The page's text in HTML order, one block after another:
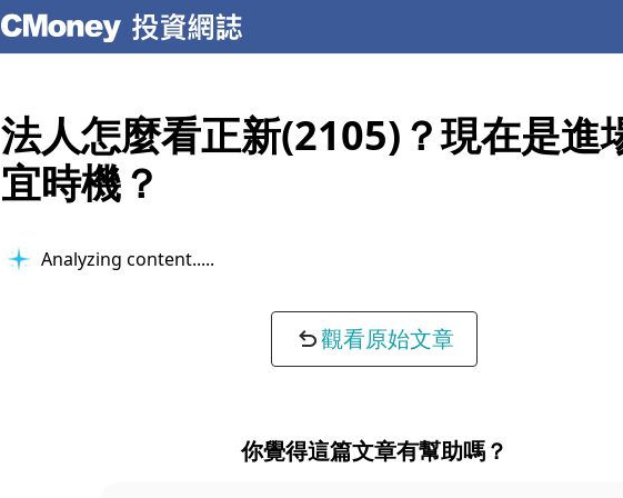
法人怎麼看正新(2105)？現在是進
宜時機？
Analyzing content...
觀看原始文章
你覺得這篇文章有幫助嗎？